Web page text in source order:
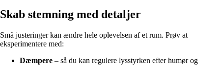
Skab stemning med detaljer
Små justeringer kan ændre hele oplevelsen af et rum. Prøv at
eksperimentere med:
Dæmpere – så du kan regulere lysstyrken efter humør og